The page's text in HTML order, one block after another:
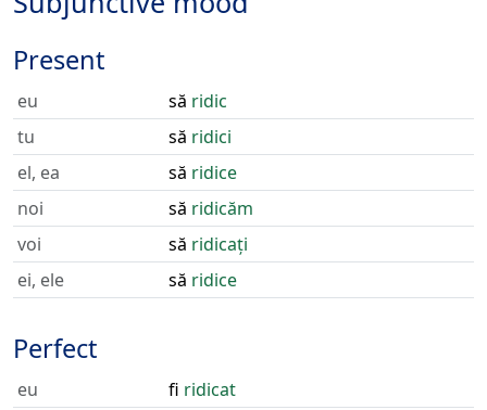
Present
eu să ridic
tu
să ridici
el, ea
să ridice
noi
să ridicăm
voi
să ridicați
ei, ele
să ridice
Perfect
eu fi ridicat